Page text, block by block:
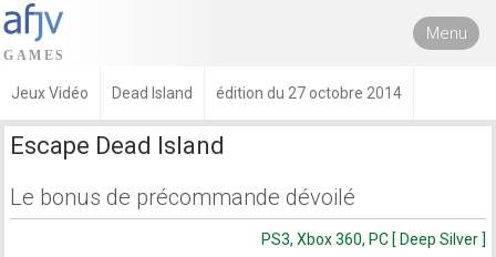
Menu
Jeux Vidéo Dead Island édition du 27 octobre 2014
Escape Dead Island
Le bonus de précommande dévoilé
PS3, Xbox 360, PC [ Deep Silver ]